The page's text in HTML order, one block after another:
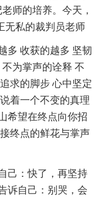
师的培养。今天，
无私的裁判员老师
多 收获的越多 坚韧
为掌声的诠释 不
求的脚步 心中坚定
着一个不变的真理
希望在终点向你招
终点的鲜花与掌声
己：快了，再坚持
诉自己：别哭，会